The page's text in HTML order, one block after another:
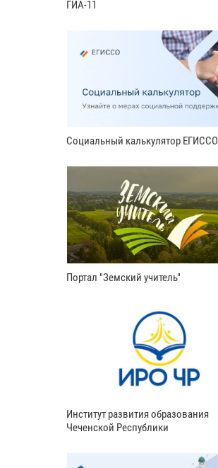
ГИА-11
Социальный калькулятор ЕГИССО
Портал "Земский учитель"
Институт развития образования
Чеченской Республики